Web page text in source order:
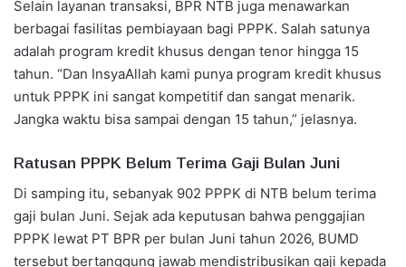
Selain layanan transaksi, BPR NTB juga menawarkan
berbagai fasilitas pembiayaan bagi PPPK. Salah satunya
adalah program kredit khusus dengan tenor hingga 15
tahun. “Dan InsyaAllah kami punya program kredit khusus
untuk PPPK ini sangat kompetitif dan sangat menarik.
Jangka waktu bisa sampai dengan 15 tahun,” jelasnya.
Ratusan PPPK Belum Terima Gaji Bulan Juni
Di samping itu, sebanyak 902 PPPK di NTB belum terima
gaji bulan Juni. Sejak ada keputusan bahwa penggajian
PPPK lewat PT BPR per bulan Juni tahun 2026, BUMD
tersebut bertanggung jawab mendistribusikan gaji kepada